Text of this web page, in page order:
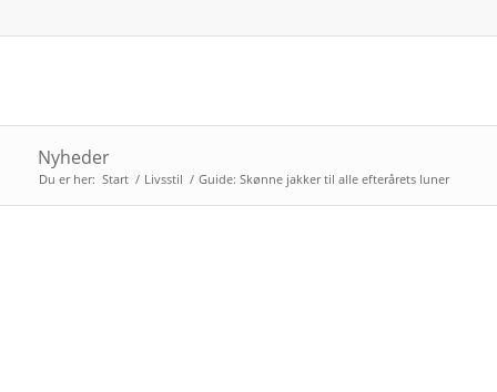
Nyheder
Du er her: Start / Livsstil / Guide: Skønne jakker til alle efterårets luner